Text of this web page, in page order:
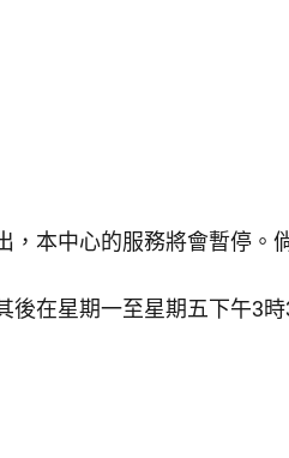
，本中心的服務將會暫停。
在星期一至星期五下午3